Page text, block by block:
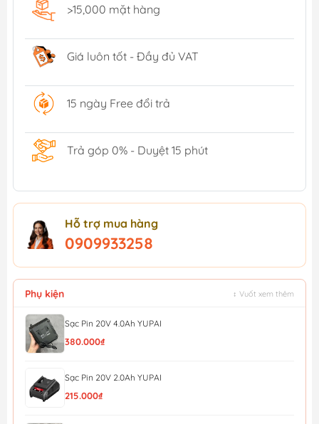
>15,000 mặt hàng
Giá luôn tốt - Đầy đủ VAT
15 ngày Free đổi trả
Trả góp 0% - Duyệt 15 phút
Hỗ trợ mua hàng
0909933258
Phụ kiện ↕ Vuốt xem thêm
Sạc Pin 20V 4.0Ah YUPAI
380.000₫
Sạc Pin 20V 2.0Ah YUPAI
215.000₫